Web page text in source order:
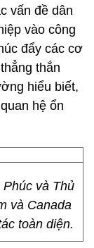
vấn đề dân
vào công
đẩy các cơ
thắn
hiểu biết,
hệ ổn
và Thủ
và Canada
toàn diện.